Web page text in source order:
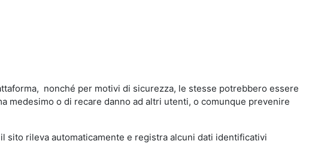
nonché per motivi di sicurezza, le stesse potrebbero essere
medesimo o di recare danno ad altri utenti, o comunque prevenire
sito rileva automaticamente e registra alcuni dati identificativi